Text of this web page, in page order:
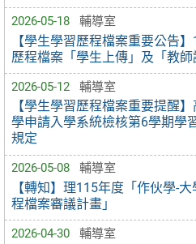
2026-05-18 輔導室
【學生學習歷程檔案重要公告
歷程檔案「學生上傳」及「教
2026-05-12 輔導室
【學生學習歷程檔案重要提醒
學申請入學系統檢核第6學期學
規定
2026-05-08 輔導室
【轉知】理115年度「作伙學-
程檔案審議計畫」
2026-04-30 輔導室